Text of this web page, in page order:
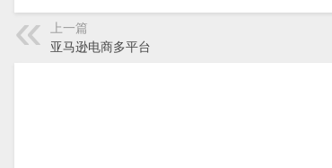
上一篇
亚马逊电商多平台